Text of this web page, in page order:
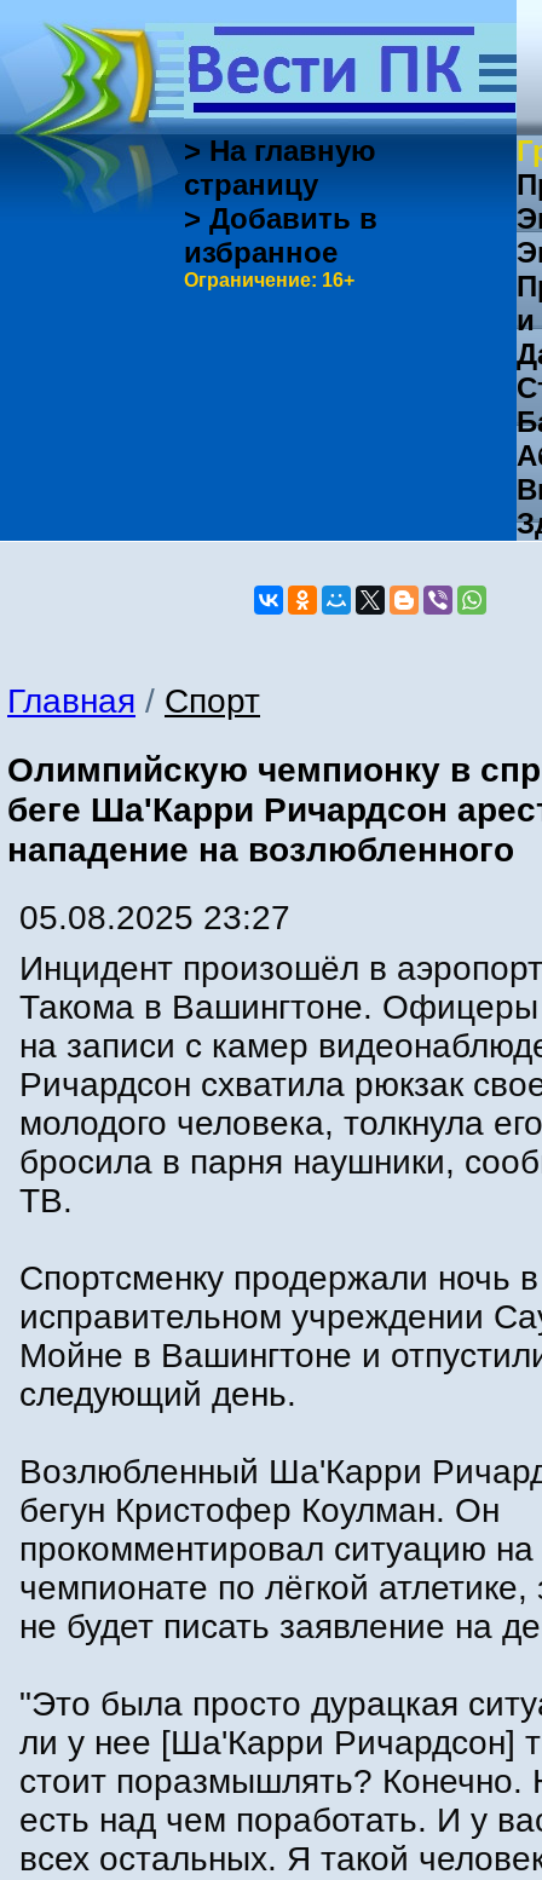
> На главную
страницу
> Добавить в
избранное
Ограничение: 16+
Главная / Спорт
Олимпийскую чемпионку в
беге Ша'Карри Ричардсон
нападение на возлюбленного
05.08.2025 23:27
Инцидент произошёл в
Такома в Вашингтоне. Офицеры
на записи с камер
Ричардсон схватила рюкзак
молодого человека, толкнула
бросила в парня наушники,
ТВ.
Спортсменку продержали ночь в
исправительном учреждении
Мойне в Вашингтоне и
следующий день.
Возлюбленный Ша'Карри
бегун Кристофер Коулман. Он
прокомментировал ситуацию на
чемпионате по лёгкой атлетике,
не будет писать заявление на
"Это была просто дурацкая
ли у нее [Ша'Карри Ричардсон]
стоит поразмышлять? Конечно.
есть над чем поработать. И у
всех остальных. Я такой